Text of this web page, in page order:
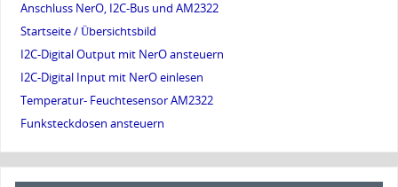
Anschluss NerO, I2C-Bus und AM2322
Startseite / Übersichtsbild
I2C-Digital Output mit NerO ansteuern
I2C-Digital Input mit NerO einlesen
Temperatur- Feuchtesensor AM2322
Funksteckdosen ansteuern